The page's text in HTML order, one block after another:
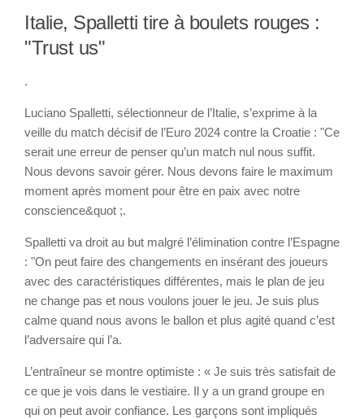
Italie, Spalletti tire à boulets rouges :
"Trust us"
.
Luciano Spalletti, sélectionneur de l’Italie, s’exprime à la
veille du match décisif de l’Euro 2024 contre la Croatie : "Ce
serait une erreur de penser qu’un match nul nous suffit.
Nous devons savoir gérer. Nous devons faire le maximum
moment après moment pour être en paix avec notre
conscience&quot ;.
Spalletti va droit au but malgré l’élimination contre l’Espagne
: "On peut faire des changements en insérant des joueurs
avec des caractéristiques différentes, mais le plan de jeu
ne change pas et nous voulons jouer le jeu. Je suis plus
calme quand nous avons le ballon et plus agité quand c’est
l’adversaire qui l’a.
L’entraîneur se montre optimiste : « Je suis très satisfait de
ce que je vois dans le vestiaire. Il y a un grand groupe en
qui on peut avoir confiance. Les garçons sont impliqués